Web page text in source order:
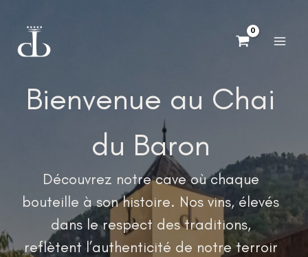
contenu
Bienvenue au Chai
du Baron
Découvrez notre cave où chaque
bouteille à son histoire. Nos vins, élevés
dans le respect des traditions,
reflètent l’authenticité de notre terroir